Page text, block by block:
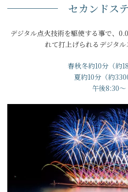
セカンドス
デジタル点火技術を駆使する事で、
れて打上げられるデジタル
春秋冬約10分（約
夏約10分（約
午後8:30～